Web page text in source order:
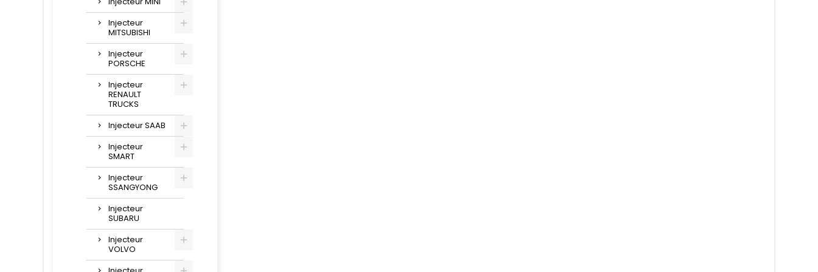
Injecteur
MITSUBISHI
Injecteur
PORSCHE
Injecteur
RENAULT
TRUCKS
Injecteur SAAB
Injecteur
SMART
Injecteur
SSANGYONG
Injecteur
SUBARU
Injecteur
VOLVO